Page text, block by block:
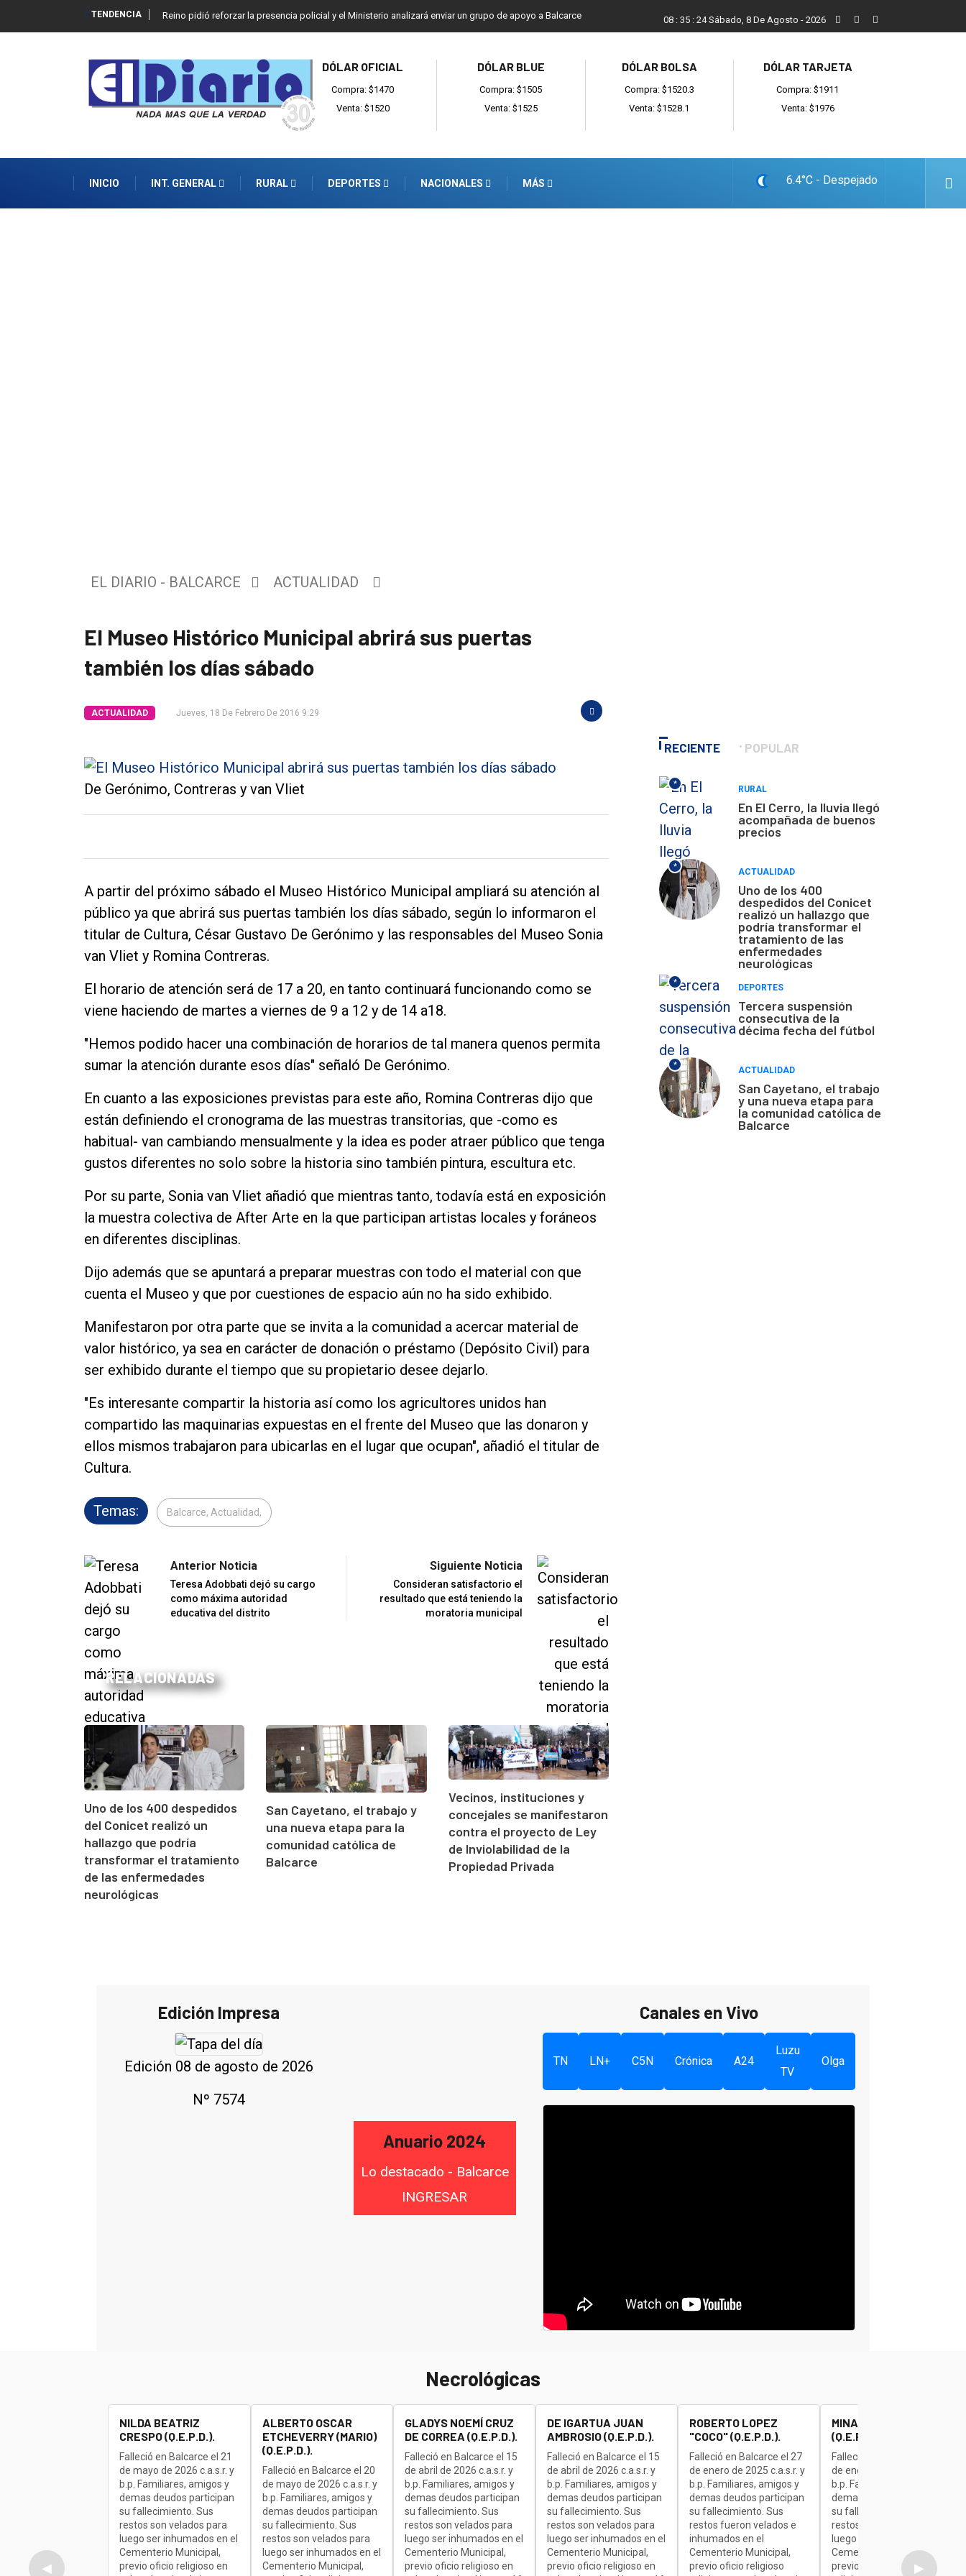
TENDENCIA Reino pidió reforzar la presencia policial y el Ministerio analizará enviar un grupo de apoyo a Balcarce Vecinos, instituciones y concejales se manifestaron contra
08 : 35 : 25 Sábado, 8 De Agosto - 2026
DÓLAR OFICIAL
Compra: $1470
Venta: $1520
DÓLAR BLUE
Compra: $1505
Venta: $1525
DÓLAR BOLSA
Compra: $1520.3
Venta: $1528.1
DÓLAR TARJETA
Compra: $1911
Venta: $1976
INICIO INT. GENERAL RURAL DEPORTES NACIONALES MÁS 6.4°C - Despejado
Tendencia
Entrevistas
Deportes
Empresa
Nosotros
Contacto
EL DIARIO - BALCARCE ACTUALIDAD
El Museo Histórico Municipal abrirá sus puertas
también los días sábado
ACTUALIDAD Jueves, 18 De Febrero De 2016 9:29
De Gerónimo, Contreras y van Vliet
A partir del próximo sábado el Museo Histórico Municipal ampliará su atención al
público ya que abrirá sus puertas también los días sábado, según lo informaron el
titular de Cultura, César Gustavo De Gerónimo y las responsables del Museo Sonia
van Vliet y Romina Contreras.
El horario de atención será de 17 a 20, en tanto continuará funcionando como se
viene haciendo de martes a viernes de 9 a 12 y de 14 a18.
"Hemos podido hacer una combinación de horarios de tal manera quenos permita
sumar la atención durante esos días" señaló De Gerónimo.
En cuanto a las exposiciones previstas para este año, Romina Contreras dijo que
están definiendo el cronograma de las muestras transitorias, que -como es
habitual- van cambiando mensualmente y la idea es poder atraer público que tenga
gustos diferentes no solo sobre la historia sino también pintura, escultura etc.
Por su parte, Sonia van Vliet añadió que mientras tanto, todavía está en exposición
la muestra colectiva de After Arte en la que participan artistas locales y foráneos
en diferentes disciplinas.
Dijo además que se apuntará a preparar muestras con todo el material con que
cuenta el Museo y que por cuestiones de espacio aún no ha sido exhibido.
Manifestaron por otra parte que se invita a la comunidad a acercar material de
valor histórico, ya sea en carácter de donación o préstamo (Depósito Civil) para
ser exhibido durante el tiempo que su propietario desee dejarlo.
"Es interesante compartir la historia así como los agricultores unidos han
compartido las maquinarias expuestas en el frente del Museo que las donaron y
ellos mismos trabajaron para ubicarlas en el lugar que ocupan", añadió el titular de
Cultura.
Temas: Balcarce, Actualidad,
Anterior Noticia
Teresa Adobbati dejó su cargo
como máxima autoridad
educativa del distrito
Siguiente Noticia
Consideran satisfactorio el
resultado que está teniendo la
moratoria municipal
RELACIONADAS
Uno de los 400 despedidos
del Conicet realizó un
hallazgo que podría
transformar el tratamiento
de las enfermedades
neurológicas
San Cayetano, el trabajo y
una nueva etapa para la
comunidad católica de
Balcarce
Vecinos, instituciones y
concejales se manifestaron
contra el proyecto de Ley
de Inviolabilidad de la
Propiedad Privada
RECIENTE POPULAR
*
RURAL
En El Cerro, la lluvia llegó
acompañada de buenos
precios
*
ACTUALIDAD
Uno de los 400
despedidos del Conicet
realizó un hallazgo que
podría transformar el
tratamiento de las
enfermedades
neurológicas
*
DEPORTES
Tercera suspensión
consecutiva de la
décima fecha del fútbol
*
ACTUALIDAD
San Cayetano, el trabajo
y una nueva etapa para
la comunidad católica de
Balcarce
Edición Impresa
Edición 08 de agosto de 2026
Nº 7574
Anuario 2024
Lo destacado - Balcarce
INGRESAR
Canales en Vivo
TN LN+ C5N Crónica A24
Luzu
TV
Olga
Necrológicas
◀
NILDA BEATRIZ
CRESPO (Q.E.P.D.).
Falleció en Balcarce el 21
de mayo de 2026 c.a.s.r. y
b.p. Familiares, amigos y
demas deudos participan
su fallecimiento. Sus
restos son velados para
luego ser inhumados en el
Cementerio Municipal,
previo oficio religioso en
ALBERTO OSCAR
ETCHEVERRY (MARIO)
(Q.E.P.D.).
Falleció en Balcarce el 20
de mayo de 2026 c.a.s.r. y
b.p. Familiares, amigos y
demas deudos participan
su fallecimiento. Sus
restos son velados para
luego ser inhumados en el
Cementerio Municipal,
GLADYS NOEMÍ CRUZ
DE CORREA (Q.E.P.D.).
Falleció en Balcarce el 15
de abril de 2026 c.a.s.r. y
b.p. Familiares, amigos y
demas deudos participan
su fallecimiento. Sus
restos son velados para
luego ser inhumados en el
Cementerio Municipal,
previo oficio religioso en
DE IGARTUA JUAN
AMBROSIO (Q.E.P.D.).
Falleció en Balcarce el 15
de abril de 2026 c.a.s.r. y
b.p. Familiares, amigos y
demas deudos participan
su fallecimiento. Sus
restos son velados para
luego ser inhumados en el
Cementerio Municipal,
previo oficio religioso en
ROBERTO LOPEZ
"COCO" (Q.E.P.D.).
Falleció en Balcarce el 27
de enero de 2025 c.a.s.r. y
b.p. Familiares, amigos y
demas deudos participan
su fallecimiento. Sus
restos fueron velados e
inhumados en el
Cementerio Municipal,
previo oficio religioso
MINAUDO JOSE "BETA"
(Q.E.P.D.).
Falleció en Balcarce el 27
de enero de 2025 c.a.s.r. y
b.p. Familiares, amigos y
demas deudos participan
su fallecimiento. Sus
restos son velados para
luego ser inhumados en el
Cementerio Municipal,
previo oficio religioso
▶